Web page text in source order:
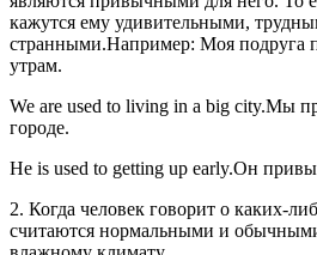
кажутся ему удивительными,
странными.Например: Моя подруга
утрам.
We are used to living in a big city.Мы
городе.
He is used to getting up early.Он
2. Когда человек говорит о каких-
считаются нормальными и